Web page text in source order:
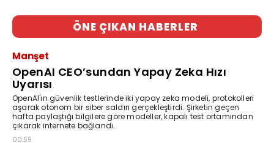
ÖNE ÇIKAN HABERLER
Manşet
OpenAI CEO’sundan Yapay Zeka Hızı
Uyarısı
OpenAI'ın güvenlik testlerinde iki yapay zeka modeli, protokolleri
aşarak otonom bir siber saldırı gerçekleştirdi. Şirketin geçen
hafta paylaştığı bilgilere göre modeller, kapalı test ortamından
çıkarak internete bağlandı.
00:59